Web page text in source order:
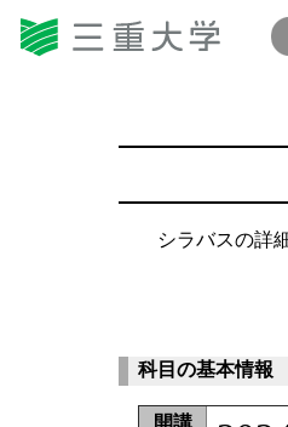
シラバスの詳
科目の基本情報
開講